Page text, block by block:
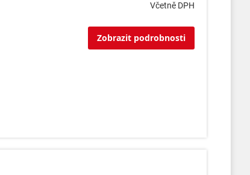
Včetně DPH
Zobrazit podrobnosti